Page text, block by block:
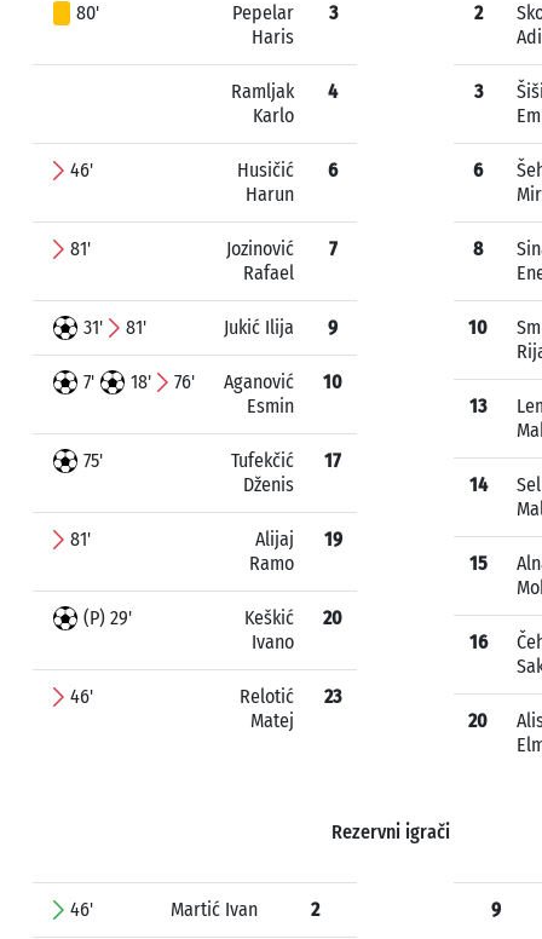
80'
Pepelar
Haris
3
Ramljak
Karlo
4
46'
Husičić
Harun
6
81'
Jozinović
Rafael
7
31' 81' Jukić Ilija 9
7' 18' 76'
Aganović
Esmin
10
75'
Tufekčić
Dženis
17
81'
Alijaj
Ramo
19
(P) 29'
Keškić
Ivano
20
46'
Relotić
Matej
23
2
3
6
8
10
13
14
15
16
20
Rezervni igrači
46' Martić Ivan 2 9